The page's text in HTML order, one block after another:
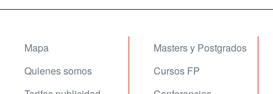
Mapa
Quienes somos
Masters y Postgrados
Cursos FP